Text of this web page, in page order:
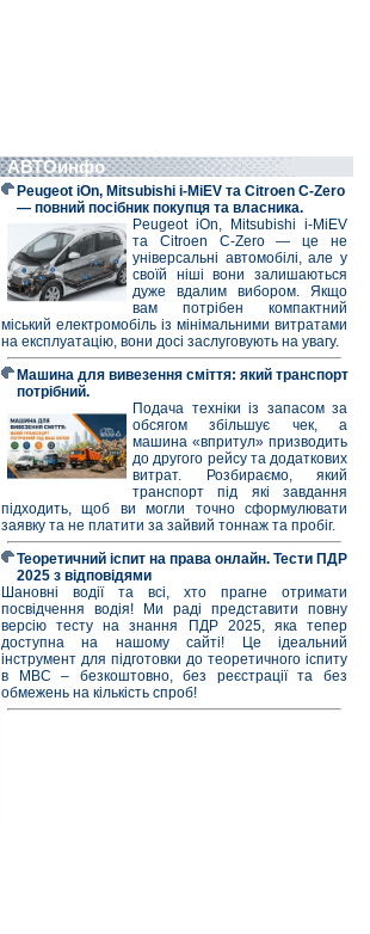
АВТОинфо
Peugeot iOn, Mitsubishi i-MiEV та Citroen C-Zero
— повний посібник покупця та власника.
Peugeot iOn, Mitsubishi i-MiEV
та Citroen C-Zero — це не
універсальні автомобілі, але у
своїй ніші вони залишаються
дуже вдалим вибором. Якщо
вам потрібен компактний
міський електромобіль із мінімальними витратами
на експлуатацію, вони досі заслуговують на увагу.
Машина для вивезення сміття: який транспорт
потрібний.
Подача техніки із запасом за
обсягом збільшує чек, а
машина «впритул» призводить
до другого рейсу та додаткових
витрат. Розбираємо, який
транспорт під які завдання
підходить, щоб ви могли точно сформулювати
заявку та не платити за зайвий тоннаж та пробіг.
Теоретичний іспит на права онлайн. Тести ПДР
2025 з відповідями
Шановні водії та всі, хто прагне отримати
посвідчення водія! Ми раді представити повну
версію тесту на знання ПДР 2025, яка тепер
доступна на нашому сайті! Це ідеальний
інструмент для підготовки до теоретичного іспиту
в МВС – безкоштовно, без реєстрації та без
обмежень на кількість спроб!